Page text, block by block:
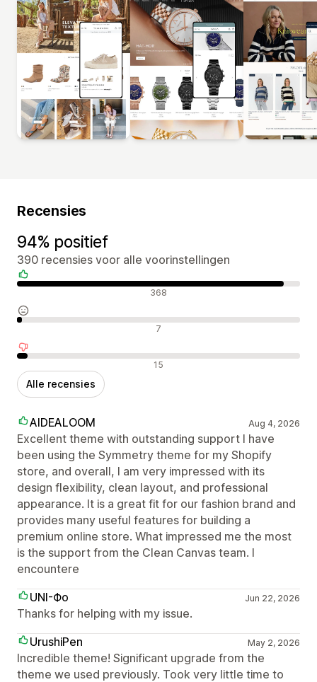
Recensies
94% positief
390 recensies voor alle voorinstellingen
Positieve recensies 368
Neutrale recensies 7
Negatieve recensies 15
Alle recensies
AIDEALOOM Aug 4, 2026
Excellent theme with outstanding support I have
been using the Symmetry theme for my Shopify
store, and overall, I am very impressed with its
design flexibility, clean layout, and professional
appearance. It is a great fit for our fashion brand and
provides many useful features for building a
premium online store. What impressed me the most
is the support from the Clean Canvas team. I
encountere
UNI-Фо
Jun 22, 2026
Thanks for helping with my issue.
UrushiPen
May 2, 2026
Incredible theme! Significant upgrade from the
theme we used previously. Took very little time to